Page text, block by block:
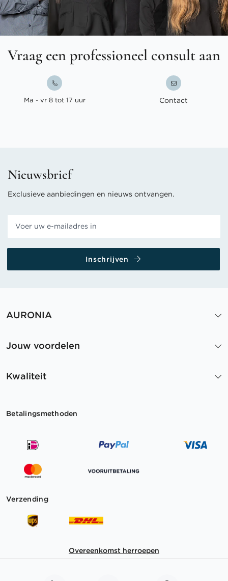
Vraag een professioneel consult aan
Ma - vr 8 tot 17 uur Contact
Nieuwsbrief
Exclusieve aanbiedingen en nieuws ontvangen.
Inschrijven
AURONIA
Jouw voordelen
Kwaliteit
Betalingsmethoden
Verzending
Overeenkomst herroepen